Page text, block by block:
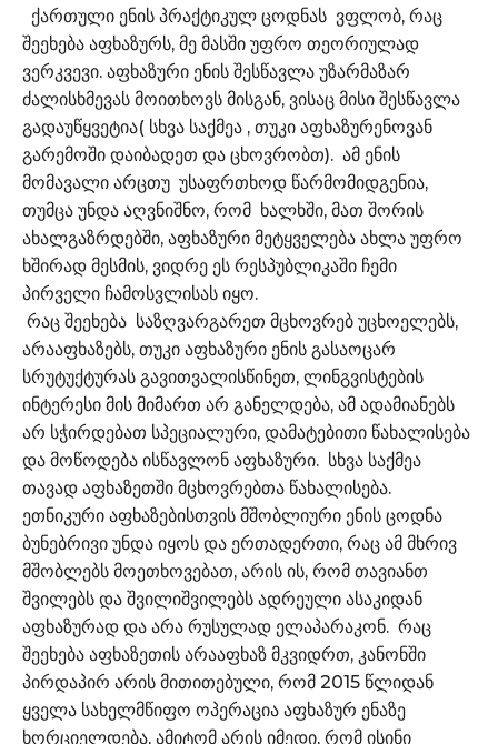
ქართული ენის პრაქტიკულ ცოდნას ვფლობ, რაც
შეეხება აფხაზურს, მე მასში უფრო თეორიულად
ვერკვევი. აფხაზური ენის შესწავლა უზარმაზარ
ძალისხმევას მოითხოვს მისგან, ვისაც მისი შესწავლა
გადაუწყვეტია( სხვა საქმეა , თუკი აფხაზურენოვან
გარემოში დაიბადეთ და ცხოვრობთ). ამ ენის
მომავალი არცთუ უსაფრთხოდ წარმომიდგენია,
თუმცა უნდა აღვნიშნო, რომ ხალხში, მათ შორის
ახალგაზრდებში, აფხაზური მეტყველება ახლა უფრო
ხშირად მესმის, ვიდრე ეს რესპუბლიკაში ჩემი
პირველი ჩამოსვლისას იყო.
რაც შეეხება საზღვარგარეთ მცხოვრებ უცხოელებს,
არააფხაზებს, თუკი აფხაზური ენის გასაოცარ
სრუტუქტურას გავითვალისწინეთ, ლინგვისტების
ინტერესი მის მიმართ არ განელდება, ამ ადამიანებს
არ სჭირდებათ სპეციალური, დამატებითი წახალისება
და მოწოდება ისწავლონ აფხაზური. სხვა საქმეა
თავად აფხაზეთში მცხოვრებთა წახალისება.
ეთნიკური აფხაზებისთვის მშობლიური ენის ცოდნა
ბუნებრივი უნდა იყოს და ერთადერთი, რაც ამ მხრივ
მშობლებს მოეთხოვებათ, არის ის, რომ თავიანთ
შვილებს და შვილიშვილებს ადრეული ასაკიდან
აფხაზურად და არა რუსულად ელაპარაკონ. რაც
შეეხება აფხაზეთის არააფხაზ მკვიდრთ, კანონში
პირდაპირ არის მითითებული, რომ 2015 წლიდან
ყველა სახელმწიფო ოპერაცია აფხაზურ ენაზე
ხორციელდება, ამიტომ არის იმედი, რომ ისინი